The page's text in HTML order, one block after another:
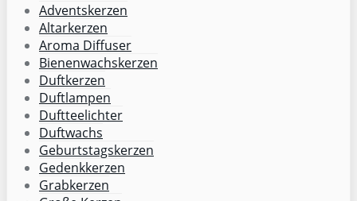
Adventskerzen
Altarkerzen
Aroma Diffuser
Bienenwachskerzen
Duftkerzen
Duftlampen
Duftteelichter
Duftwachs
Geburtstagskerzen
Gedenkkerzen
Grabkerzen